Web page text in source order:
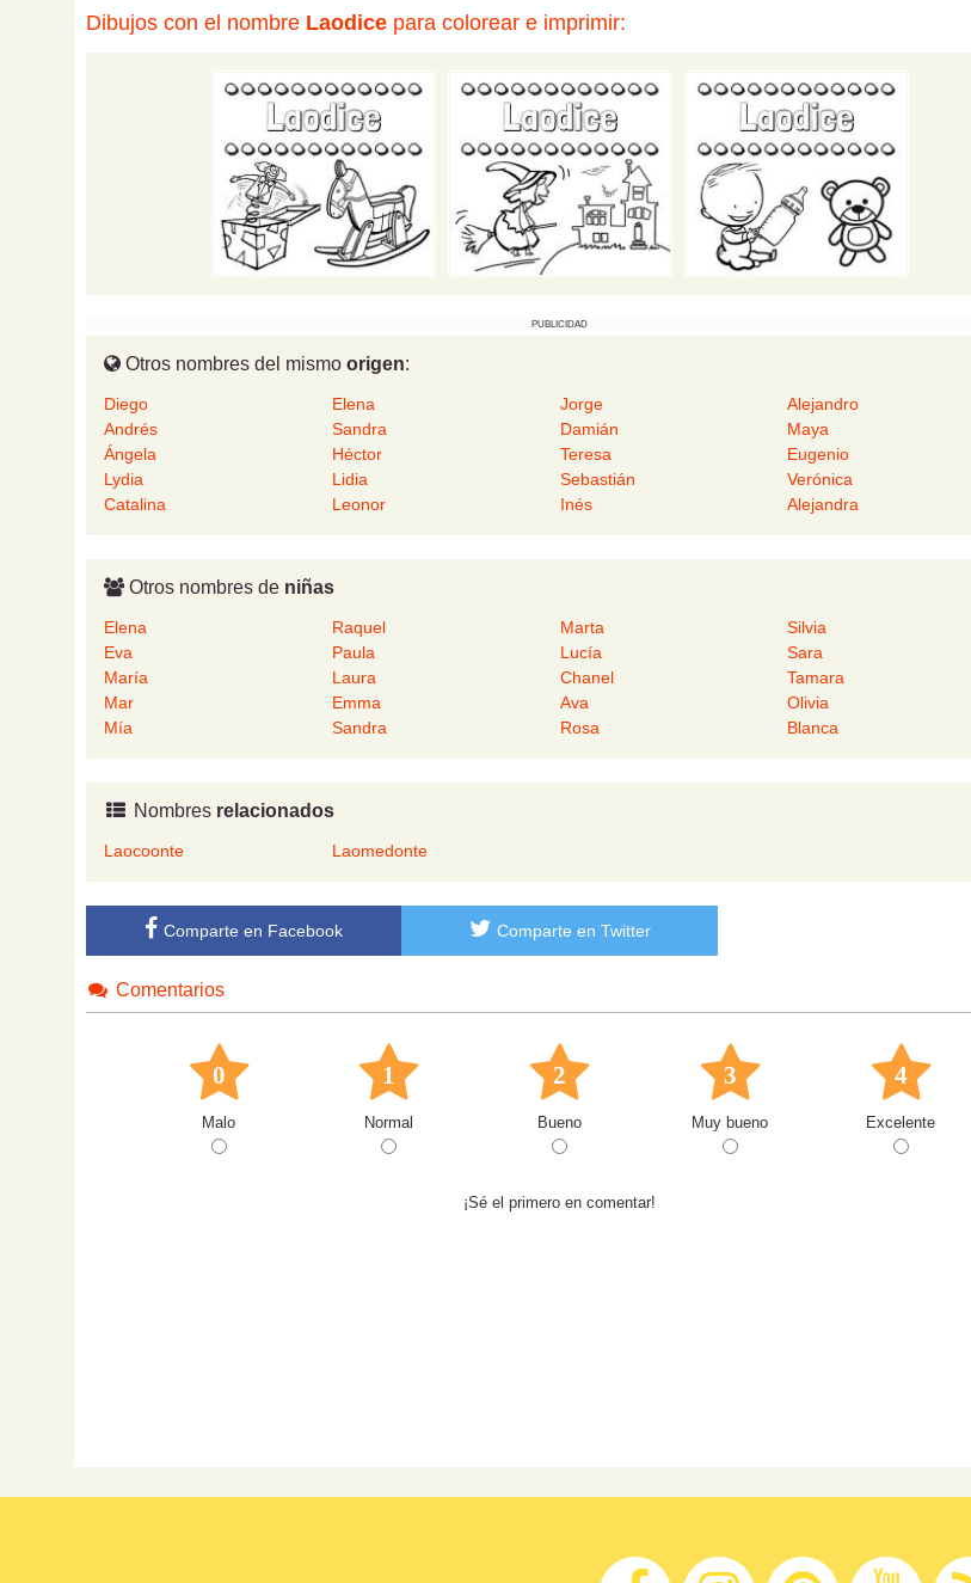
Dibujos con el nombre Laodice para colorear e imprimir:
PUBLICIDAD
Otros nombres del mismo origen:
Diego Elena Jorge
Alejandro
Andrés
Sandra Damián
Maya
Ángela
Héctor Teresa
Eugenio
Lydia
Lidia Sebastián
Verónica
Catalina
Leonor Inés Alejandra
Otros nombres de niñas
Elena Raquel Marta
Silvia
Eva
Paula Lucía
Sara
María
Laura Chanel
Tamara
Mar
Emma Ava
Olivia
Mía
Sandra Rosa Blanca
Nombres relacionados
Laocoonte Laomedonte
Comparte en Facebook Comparte en Twitter
Comentarios
0
Malo
1
Normal
2
Bueno
3
Muy bueno
4
Excelente
¡Sé el primero en comentar!